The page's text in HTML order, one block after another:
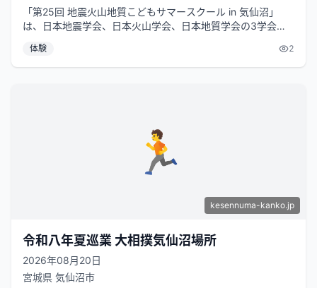
「第25回 地震火山地質こどもサマースクール in 気仙沼」
は、日本地震学会、日本火山学会、日本地質学会の3学会が
体験 2
🏃
kesennuma-kanko.jp
令和八年夏巡業 大相撲気仙沼場所
2026年08月20日
宮城県 気仙沼市